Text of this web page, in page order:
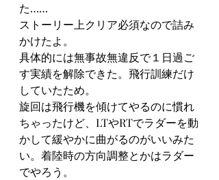
た……
ストーリー上クリア必須なので詰み
かけたよ。
具体的には無事故無違反で１日過ご
す実績を解除できた。飛行訓練だけ
していたため。
旋回は飛行機を傾けてやるのに慣れ
ちゃったけど、LTやRTでラダーを動
かして緩やかに曲がるのがいいみた
い。着陸時の方向調整とかはラダー
でやろう。